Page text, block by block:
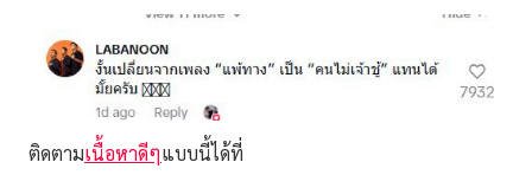
ติดตามเนื้อหาดีๆแบบนี้ได้ที่